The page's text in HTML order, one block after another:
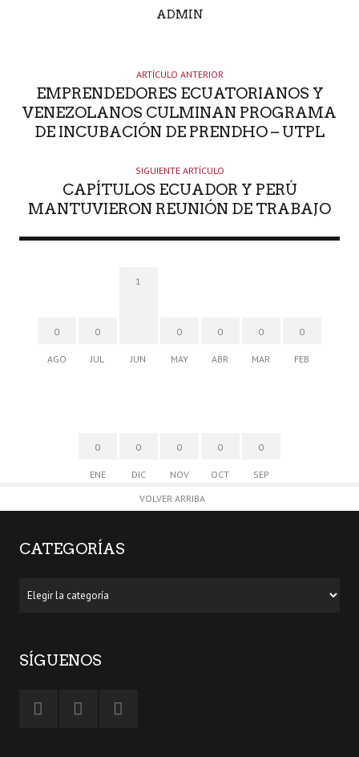
ADMIN
ARTÍCULO ANTERIOR
EMPRENDEDORES ECUATORIANOS Y
VENEZOLANOS CULMINAN PROGRAMA
DE INCUBACIÓN DE PRENDHO – UTPL
SIGUIENTE ARTÍCULO
CAPÍTULOS ECUADOR Y PERÚ
MANTUVIERON REUNIÓN DE TRABAJO
0
AGO
0
JUL
1
JUN
0
MAY
0
ABR
0
MAR
0
FEB
0
ENE
0
DIC
0
NOV
0
OCT
0
SEP
VOLVER ARRIBA
CATEGORÍAS
SÍGUENOS